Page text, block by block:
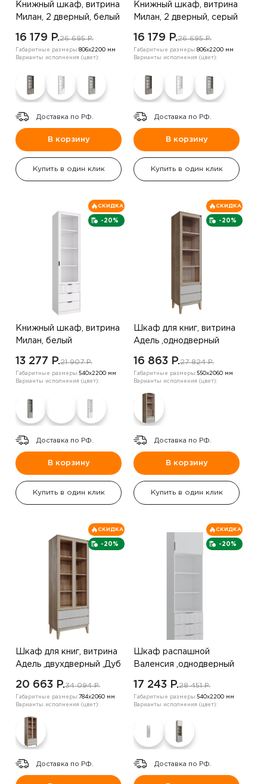
Книжный шкаф, витрина
Милан, 2 дверный, белый
16 179 P.26 695 P.
Габаритные размеры:806х2200 мм
Варианты исполнения (цвет):
Доставка по РФ.
В корзину
Купить в один клик
Книжный шкаф, витрина
Милан, 2 дверный, серый
16 179 P.26 695 P.
Габаритные размеры:806х2200 мм
Варианты исполнения (цвет):
Доставка по РФ.
В корзину
Купить в один клик
-20%
СКИДКА
Книжный шкаф, витрина
Милан, белый
13 277 P.21 907 P.
Габаритные размеры:540х2200 мм
Варианты исполнения (цвет):
Доставка по РФ.
В корзину
Купить в один клик
-20%
СКИДКА
Шкаф для книг, витрина
Адель ,однодверный
16 863 P.27 824 P.
Габаритные размеры:550х2060 мм
Варианты исполнения (цвет):
Доставка по РФ.
В корзину
Купить в один клик
-20%
СКИДКА
Шкаф для книг, витрина
Адель ,двухдверный ,Дуб
20 663 P.34 094 P.
Габаритные размеры: 784х2060 мм
Варианты исполнения (цвет):
Доставка по РФ.
-20%
СКИДКА
Шкаф распашной
Валенсия ,однодверный
17 243 P.28 451 P.
Габаритные размеры:540х2200 мм
Варианты исполнения (цвет):
Доставка по РФ.